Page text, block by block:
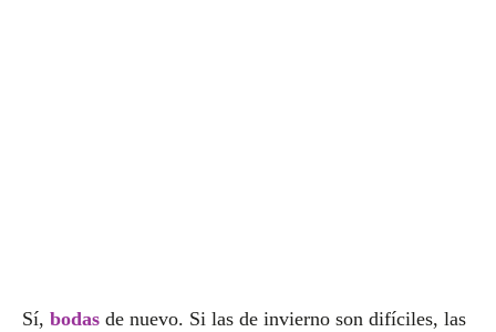
Sí, bodas de nuevo. Si las de invierno son difíciles, las